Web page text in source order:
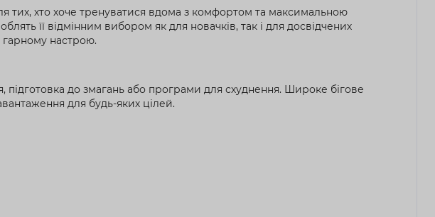
тих, хто хоче тренуватися вдома з комфортом та максимальною
її відмінним вибором як для новачків, так і для досвідчених
гарному настрою.
підготовка до змагань або програми для схуднення. Широке бігове
для будь-яких цілей.